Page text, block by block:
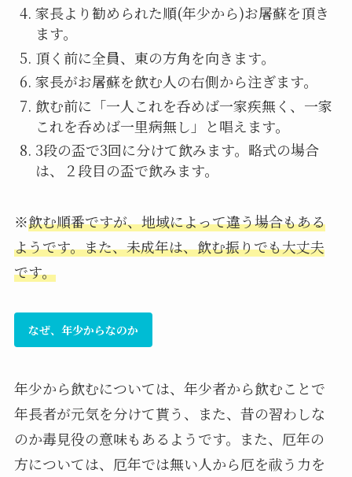
家長より勧められた順(年少から)お屠蘇を頂き
ます。
頂く前に全員、東の方角を向きます。
家長がお屠蘇を飲む人の右側から注ぎます。
飲む前に「一人これを呑めば一家疾無く、一家
これを呑めば一里病無し」と唱えます。
3段の盃で3回に分けて飲みます。略式の場合
は、２段目の盃で飲みます。
※飲む順番ですが、地域によって違う場合もある
ようです。また、未成年は、飲む振りでも大丈夫
です。
なぜ、年少からなのか
年少から飲むについては、年少者から飲むことで
年長者が元気を分けて貰う、また、昔の習わしな
のか毒見役の意味もあるようです。また、厄年の
方については、厄年では無い人から厄を祓う力を